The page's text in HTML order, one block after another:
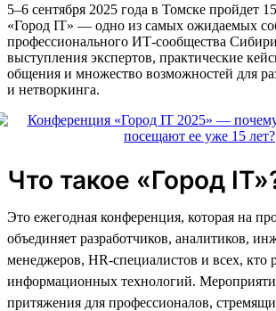
5–6 сентября 2025 года в Томске пройдет
«Город IT» — одно из самых ожидаемых
профессионального ИТ-сообщества
выступления экспертов, практические
общения и множество возможностей для
и нетворкинга.
Что такое «Город
Это ежегодная конференция, которая на
объединяет разработчиков, аналитиков,
менеджеров, HR-специалистов и всех, кто
информационных технологий.
притяжения для профессионалов,